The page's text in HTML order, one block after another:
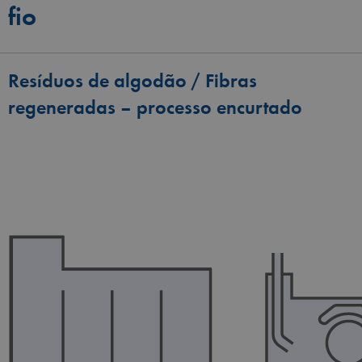
fio
Resíduos de algodão / Fibras
regeneradas – processo encurtado